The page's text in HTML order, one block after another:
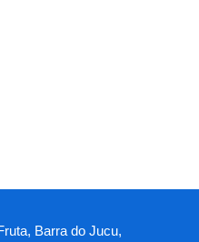
Barra do Jucu,